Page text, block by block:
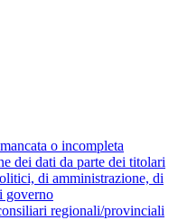
o incompleta
dei dati da parte dei titolari
di amministrazione, di
governo
regionali/provinciali